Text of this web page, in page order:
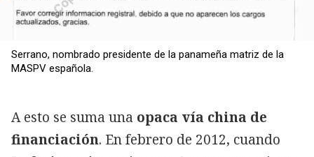
Serrano, nombrado presidente de la panameña matriz de la
MASPV española.
A esto se suma una opaca vía china de
financiación. En febrero de 2012, cuando